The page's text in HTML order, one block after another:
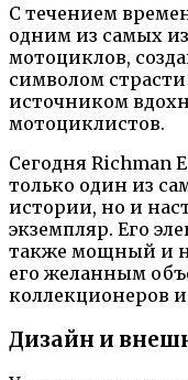
С течением
одним из самых
мотоциклов,
символом
источником
мотоциклистов.
Сегодня Richman
только один из
истории, но и
экземпляр. Его
также мощный и
его желанным
коллекционеров
Дизайн и